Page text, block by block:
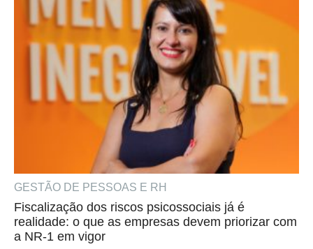
GESTÃO DE PESSOAS E RH
Fiscalização dos riscos psicossociais já é
realidade: o que as empresas devem priorizar com
a NR-1 em vigor